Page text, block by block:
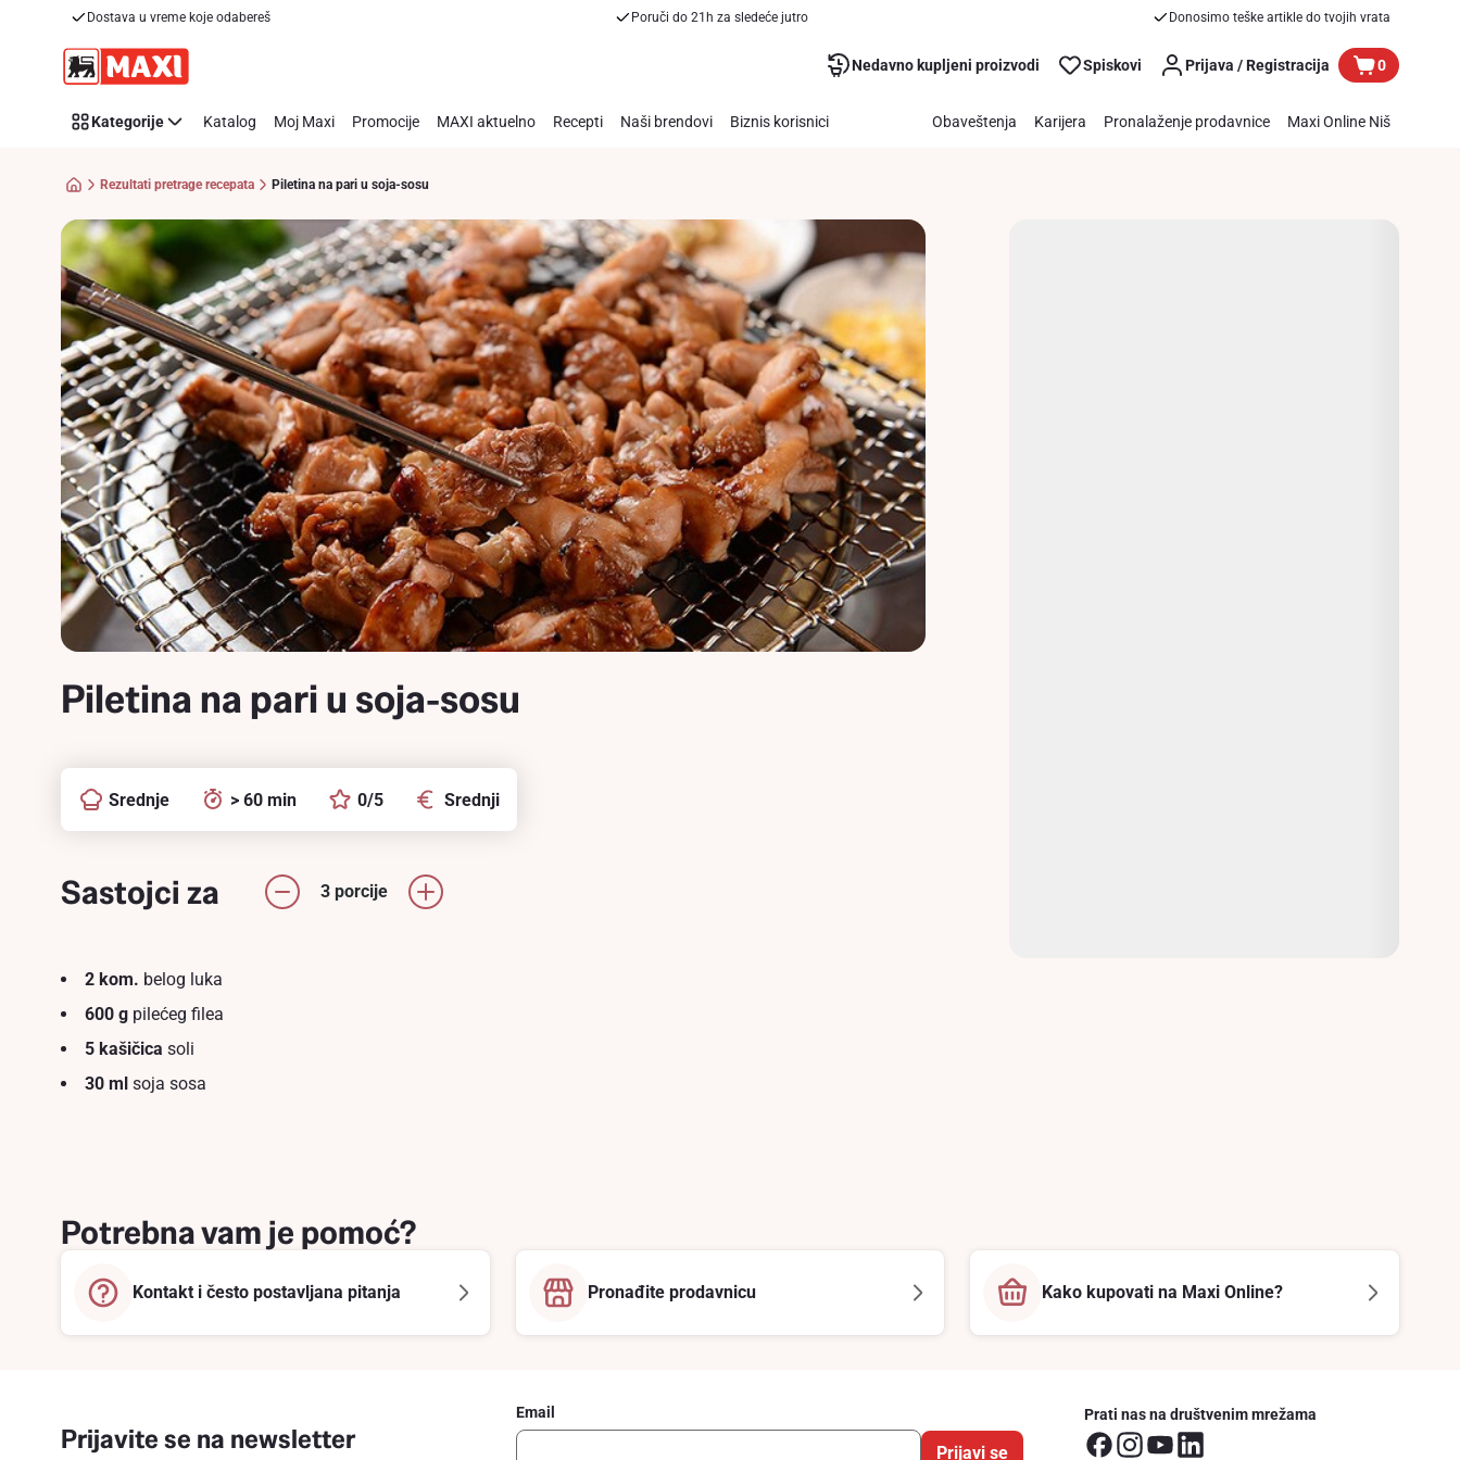
Dostava u vreme koje odabereš Poruči do 21h za sledeće jutro Donosimo teške artikle do tvojih vrata
Nedavno kupljeni proizvodi Spiskovi Prijava / Registracija 0
Kategorije Katalog Moj Maxi Promocije MAXI aktuelno Recepti Naši brendovi Biznis korisnici Obaveštenja Karijera Pronalaženje prodavnice Maxi Online Niš
Rezultati pretrage recepata Piletina na pari u soja-sosu
Piletina na pari u soja-sosu
Srednje > 60 min 0/5 Srednji
Sastojci za 3 porcije
2 kom. belоg luka
600 g pilećeg filea
5 kašičica soli
30 ml soja sosa
Potrebna vam je pomoć?
Kontakt i često postavljana pitanja Pronađite prodavnicu Kako kupovati na Maxi Online?
Prijavite se na newsletter
Email
Prijavi se
Prati nas na društvenim mrežama